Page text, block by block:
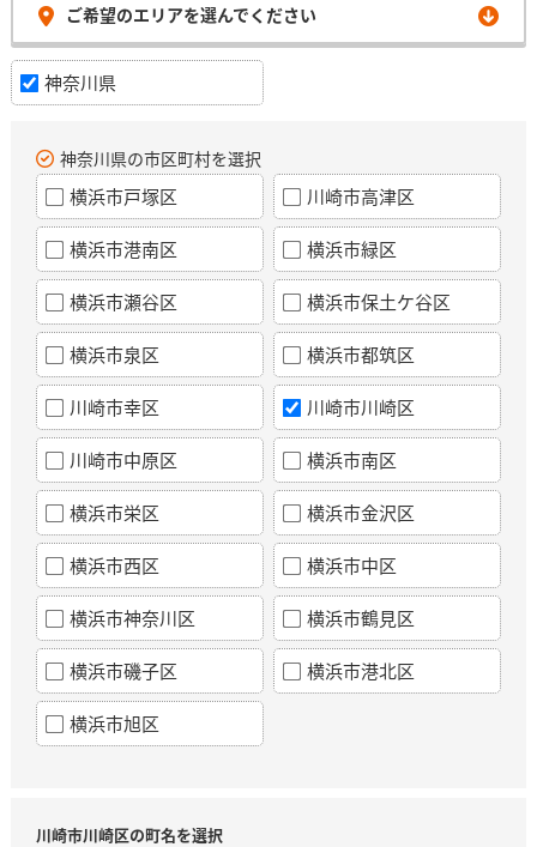
ご希望のエリアを選んでください
神奈川県
神奈川県の市区町村を選択
横浜市戸塚区 川崎市高津区
横浜市港南区 横浜市緑区
横浜市瀬谷区 横浜市保土ケ谷区
横浜市泉区 横浜市都筑区
川崎市幸区 川崎市川崎区
川崎市中原区 横浜市南区
横浜市栄区 横浜市金沢区
横浜市西区 横浜市中区
横浜市神奈川区 横浜市鶴見区
横浜市磯子区 横浜市港北区
横浜市旭区
川崎市川崎区の町名を選択